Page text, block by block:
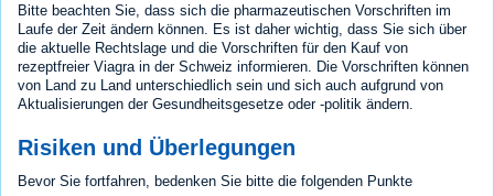
Bitte beachten Sie, dass sich die pharmazeutischen Vorschriften im
Laufe der Zeit ändern können. Es ist daher wichtig, dass Sie sich über
die aktuelle Rechtslage und die Vorschriften für den Kauf von
rezeptfreier Viagra in der Schweiz informieren. Die Vorschriften können
von Land zu Land unterschiedlich sein und sich auch aufgrund von
Aktualisierungen der Gesundheitsgesetze oder -politik ändern.
Risiken und Überlegungen
Bevor Sie fortfahren, bedenken Sie bitte die folgenden Punkte